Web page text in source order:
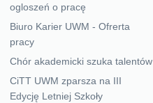
ogloszeń o pracę
Biuro Karier UWM - Ofrerta
pracy
Chór akademicki szuka talentów
CiTT UWM zparsza na III
Edycję Letniej Szkoły